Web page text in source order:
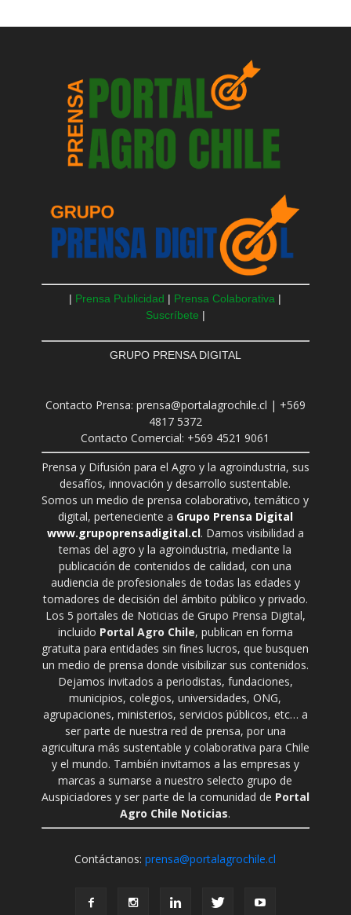
| Prensa Publicidad | Prensa Colaborativa |
Suscríbete |
GRUPO PRENSA DIGITAL
Contacto Prensa: prensa@portalagrochile.cl | +569
4817 5372
Contacto Comercial: +569 4521 9061
Prensa y Difusión para el Agro y la agroindustria, sus
desafíos, innovación y desarrollo sustentable.
Somos un medio de prensa colaborativo, temático y
digital, perteneciente a Grupo Prensa Digital
www.grupoprensadigital.cl. Damos visibilidad a
temas del agro y la agroindustria, mediante la
publicación de contenidos de calidad, con una
audiencia de profesionales de todas las edades y
tomadores de decisión del ámbito público y privado.
Los 5 portales de Noticias de Grupo Prensa Digital,
incluido Portal Agro Chile, publican en forma
gratuita para entidades sin fines lucros, que busquen
un medio de prensa donde visibilizar sus contenidos.
Dejamos invitados a periodistas, fundaciones,
municipios, colegios, universidades, ONG,
agrupaciones, ministerios, servicios públicos, etc… a
ser parte de nuestra red de prensa, por una
agricultura más sustentable y colaborativa para Chile
y el mundo. También invitamos a las empresas y
marcas a sumarse a nuestro selecto grupo de
Auspiciadores y ser parte de la comunidad de Portal
Agro Chile Noticias.
Contáctanos:prensa@portalagrochile.cl